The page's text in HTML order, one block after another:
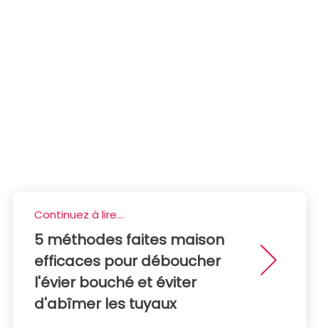
Continuez à lire...
5 méthodes faites maison
efficaces pour déboucher
l'évier bouché et éviter
d'abîmer les tuyaux